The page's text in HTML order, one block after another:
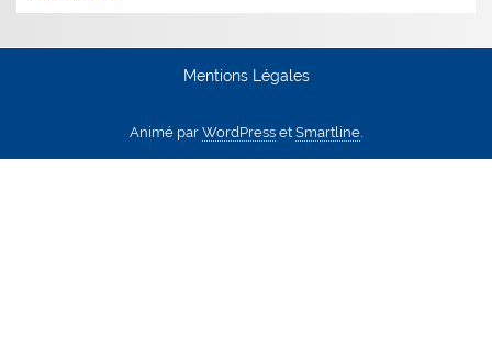
Mentions Légales
Animé par WordPress et Smartline.